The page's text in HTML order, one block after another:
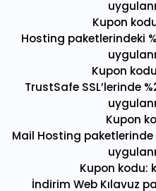
Kupon
Hosting paketlerindeki
Kupon
TrustSafe SSL’lerinde
Kupon
Mail Hosting
Kupon kodu:
İndirim Web Kılavuz